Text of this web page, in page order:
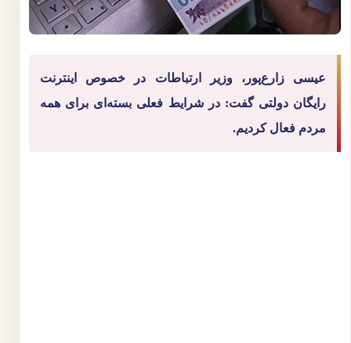
عیسی زارع‌پور، وزیر ارتباطات در خصوص اینترنت
رایگان دولتی گفت:‌ در شرایط فعلی بسته‌ای برای همه
مردم فعال کردیم.